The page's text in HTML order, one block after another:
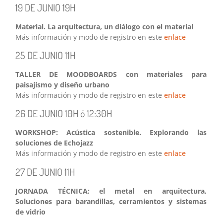
19 DE JUNIO 19H
Material. La arquitectura, un diálogo con el material
Más información y modo de registro en esteenlace
25 DE JUNIO 11H
TALLER DE MOODBOARDS con materiales para
paisajismo y diseño urbano
Más información y modo de registro en esteenlace
26 DE JUNIO 10H ó 12:30H
WORKSHOP: Acústica sostenible. Explorando las
soluciones de Echojazz
Más información y modo de registro en esteenlace
27 DE JUNIO 11H
JORNADA TÉCNICA: el metal en arquitectura.
Soluciones para barandillas, cerramientos y sistemas
de vidrio